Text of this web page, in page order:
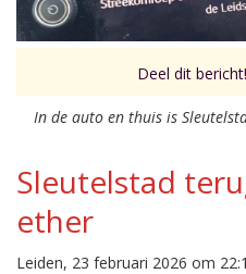
Deel dit
In de auto en thuis is
Sleutelstad
ether
Leiden, 23 februari 2026 om